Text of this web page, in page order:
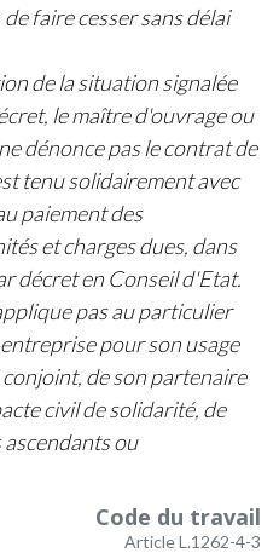
faire cesser sans délai
de la situation signalée
le maître d'ouvrage ou
dénonce pas le contrat de
tenu solidairement avec
paiement des
et charges dues, dans
décret en Conseil d'Etat.
pas au particulier
pour son usage
de son partenaire
civil de solidarité, de
ascendants ou
Code du travail
Article L.1262-4-3